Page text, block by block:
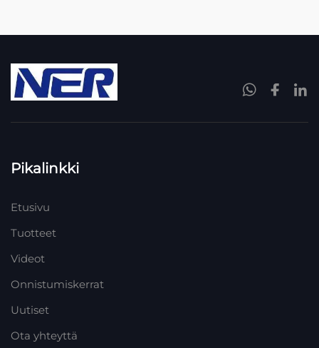
Pikalinkki
Etusivu
Tuotteet
Videot
Onnistumiskerrat
Uutiset
Ota yhteyttä